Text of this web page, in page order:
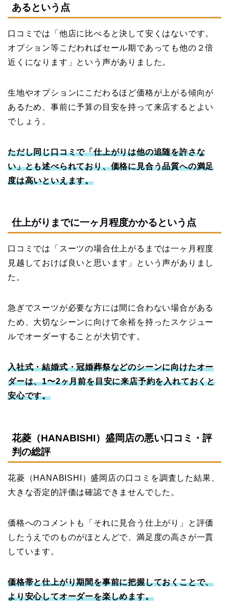
あるという点
口コミでは「他店に比べると決して安くはないです。
オプション等こだわればセール期であっても他の２倍
近くになります」という声がありました。
生地やオプションにこだわるほど価格が上がる傾向が
あるため、事前に予算の目安を持って来店するとよい
でしょう。
ただし同じ口コミで「仕上がりは他の追随を許さな
い」とも述べられており、価格に見合う品質への満足
度は高いといえます。
仕上がりまでに一ヶ月程度かかるという点
口コミでは「スーツの場合仕上がるまでは一ヶ月程度
見越しておけば良いと思います」という声がありまし
た。
急ぎでスーツが必要な方には間に合わない場合がある
ため、大切なシーンに向けて余裕を持ったスケジュー
ルでオーダーすることが大切です。
入社式・結婚式・冠婚葬祭などのシーンに向けたオー
ダーは、1〜2ヶ月前を目安に来店予約を入れておくと
安心です。
花菱（HANABISHI）盛岡店の悪い口コミ・評
判の総評
花菱（HANABISHI）盛岡店の口コミを調査した結果、
大きな否定的評価は確認できませんでした。
価格へのコメントも「それに見合う仕上がり」と評価
したうえでのものがほとんどで、満足度の高さが一貫
しています。
価格帯と仕上がり期間を事前に把握しておくことで、
より安心してオーダーを楽しめます。